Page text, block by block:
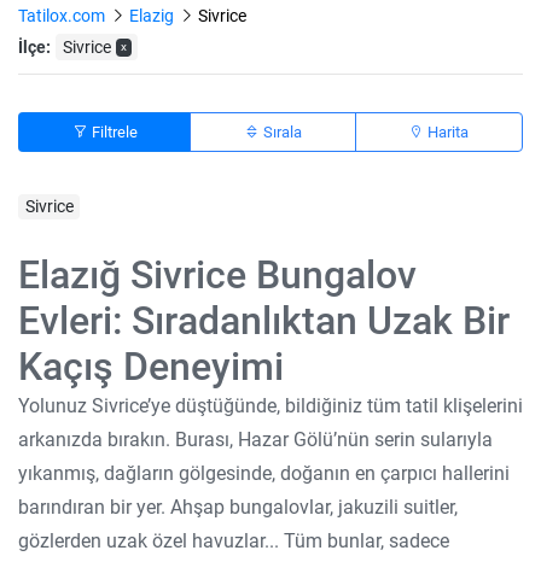
Tatilox.com Elazig
Sivrice
İlçe:
Sivrice x
Filtrele Sırala Harita
Sivrice
Elazığ Sivrice Bungalov
Evleri: Sıradanlıktan Uzak Bir
Kaçış Deneyimi
Yolunuz Sivrice’ye düştüğünde, bildiğiniz tüm tatil klişelerini
arkanızda bırakın. Burası, Hazar Gölü’nün serin sularıyla
yıkanmış, dağların gölgesinde, doğanın en çarpıcı hallerini
barındıran bir yer. Ahşap bungalovlar, jakuzili suitler,
gözlerden uzak özel havuzlar... Tüm bunlar, sadece